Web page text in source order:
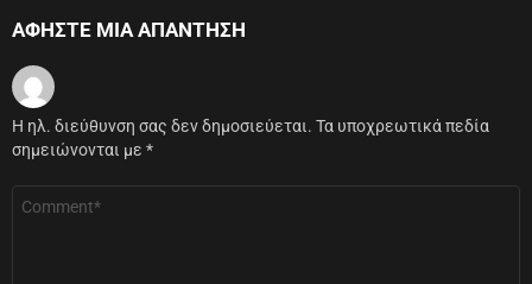
ΑΦΉΣΤΕ ΜΙΑ ΑΠΆΝΤΗΣΗ
Η ηλ. διεύθυνση σας δεν δημοσιεύεται. Τα υποχρεωτικά πεδία
σημειώνονται με *
Σχόλιο